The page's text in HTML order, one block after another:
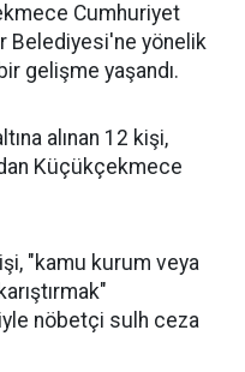
Cumhuriyet
Belediyesi'ne yönelik
gelişme yaşandı.
alınan 12 kişi,
Küçükçekmece
"kamu kurum veya
nöbetçi sulh ceza